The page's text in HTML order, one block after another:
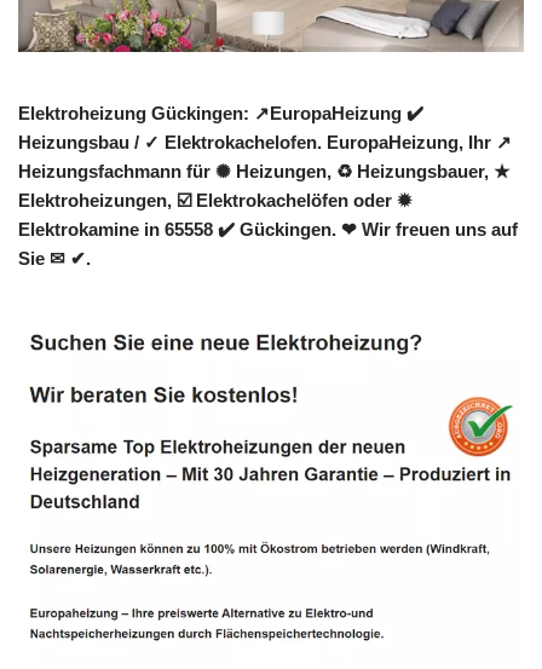
Elektroheizung Gückingen: ↗️EuropaHeizung ✔️
Heizungsbau / ✓ Elektrokachelofen. EuropaHeizung, Ihr ↗️
Heizungsfachmann für ✺ Heizungen, ♻ Heizungsbauer, ★
Elektroheizungen, ☑️ Elektrokachelöfen oder ✹
Elektrokamine in 65558 ✔️ Gückingen. ❤ Wir freuen uns auf
Sie ✉ ✔.